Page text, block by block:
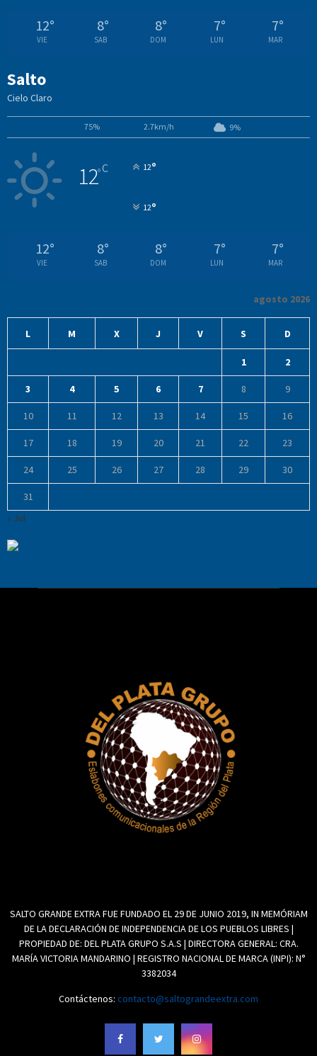
12°
VIE
8°
SAB
8°
DOM
7°
LUN
7°
MAR
Salto
Cielo Claro
75% 2.7km/h 9%
12°C 12°
12°
12°
VIE
8°
SAB
8°
DOM
7°
LUN
7°
MAR
agosto 2026
L M X J V S D
1 2
3 4 5 6 7 8 9
10 11 12 13 14 15 16
17 18 19 20 21 22 23
24 25 26 27 28 29 30
31
« Jul
SALTO GRANDE EXTRA FUE FUNDADO EL 29 DE JUNIO 2019, IN MEMÓRIAM
DE LA DECLARACIÓN DE INDEPENDENCIA DE LOS PUEBLOS LIBRES |
PROPIEDAD DE: DEL PLATA GRUPO S.A.S | DIRECTORA GENERAL: CRA.
MARÍA VICTORIA MANDARINO | REGISTRO NACIONAL DE MARCA (INPI): N°
3382034
Contáctenos: contacto@saltograndeextra.com